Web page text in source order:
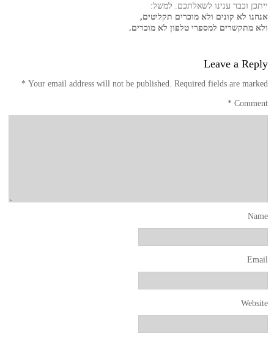
ייתכן וכבר ענינו לשאלתכם. למשל:
אנחנו לא קונים ולא מוכרים תקליטים,
ולא מתקשרים למספרי טלפון לא מוכרים.
Leave a Reply
Your email address will not be published. Required fields are marked
*
Comment
*
Name
Email
Website